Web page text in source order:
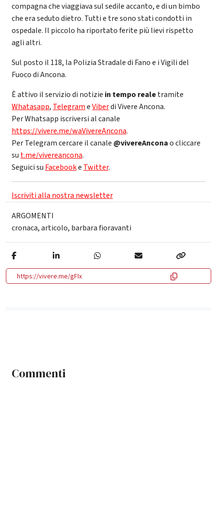
compagna che viaggiava sul sedile accanto, e di un bimbo
che era seduto dietro. Tutti e tre sono stati condotti in
ospedale. Il piccolo ha riportato ferite più lievi rispetto
agli altri.
Sul posto il 118, la Polizia Stradale di Fano e i Vigili del
Fuoco di Ancona.
È attivo il servizio di notizie in tempo realetramite
Whatasapp, TelegrameViberdi Vivere Ancona.
Per Whatsapp iscriversi al canale
https://vivere.me/waVivereAncona.
Per Telegram cercare il canale @vivereAnconao cliccare
su t.me/vivereancona.
Seguici su Facebooke Twitter.
Iscriviti alla nostra newsletter
ARGOMENTI
cronaca,articolo, barbara fioravanti
https://vivere.me/gFIx
Commenti